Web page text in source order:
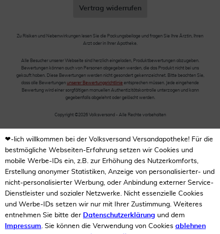
Vertrag widerrufen
Zu Risiken und Nebenwirkungen lesen Sie die Packungsbeilage und fragen Sie Ihre Ärztin, Ihren
Arzt oder in Ihrer Apotheke.
Alle Besucher unserer Webseite sind herzlich eingeladen, Produktbewertungen abzugeben.
Bewertungen können auch von Personen abgegeben werden, die das Produkt nicht bei uns
gekauft haben. Diese Bewertungen werden nicht gesondert gekennzeichnet. Bitte beachten Sie,
dass alle Bewertungen unserer Bewertungsrichtlinie entsprechen müssen. Jede eingehende
Bewertung wird einer sorgfältigen manuellen Authentizitätskontrolle unterzogen und kann
gegebenfalls abgelehnt oder gelöscht werden.
Copyright ©2026 Volksversand - Alle Rechte vorbehalten
❤-lich willkommen bei der Volksversand Versandapotheke! Für die
bestmögliche Webseiten-Erfahrung setzen wir Cookies und
mobile Werbe-IDs ein, z.B. zur Erhöhung des Nutzerkomforts,
Erstellung anonymer Statistiken, Anzeige von personalisierter- und
nicht-personalisierter Werbung, oder Anbindung externer Service-
Dienstleister und sozialer Netzwerke. Nicht essenzielle Cookies
und Werbe-IDs setzen wir nur mit Ihrer Zustimmung. Weiteres
entnehmen Sie bitte der Datenschutzerklärung und dem
Impressum. Sie können die Verwendung von Cookies ablehnen